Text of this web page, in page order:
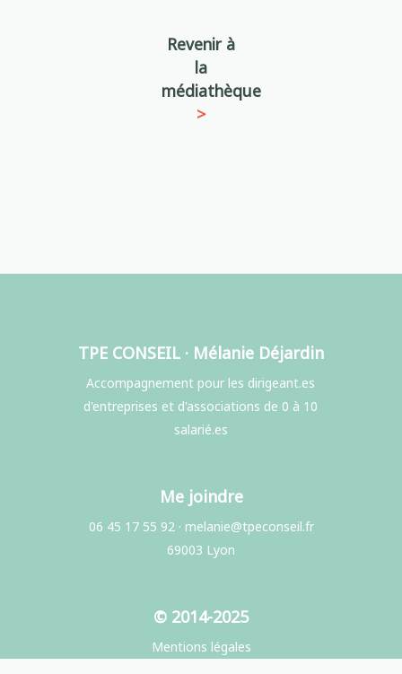
Revenir à
la
médiathèque
>
TPE CONSEIL · Mélanie Déjardin
Accompagnement pour les dirigeant.es
d'entreprises et d'associations de 0 à 10
salarié.es
Me joindre
06 45 17 55 92· melanie@tpeconseil.fr
69003 Lyon
© 2014-2025
Mentions légales